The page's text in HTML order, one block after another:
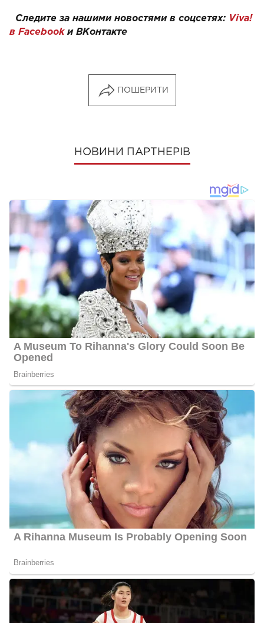
Следите за нашими новостями в соцсетях: Viva!
в Facebookи ВКонтакте
ПОШЕРИТИ
НОВИНИ ПАРТНЕРІВ